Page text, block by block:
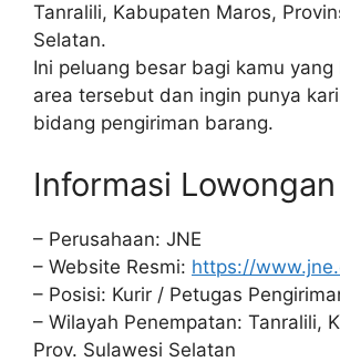
Tanralili, Kabupaten Maros,
Selatan.
Ini peluang besar bagi kamu
area tersebut dan ingin punya
bidang pengiriman barang.
Informasi Lowongan
– Perusahaan: JNE
– Website Resmi: https://
– Posisi: Kurir / Petugas
– Wilayah Penempatan: Tanralili,
Prov. Sulawesi Selatan